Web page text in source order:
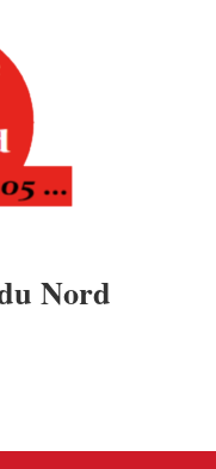
Nord
masquer